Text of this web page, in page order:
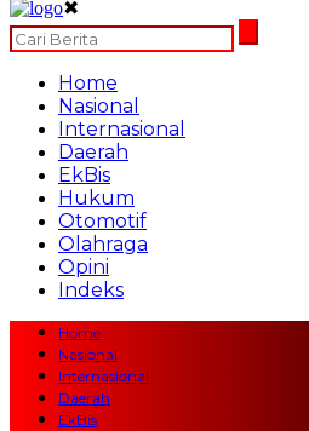
✖
Home
Nasional
Internasional
Daerah
EkBis
Hukum
Otomotif
Olahraga
Opini
Indeks
Home
Nasional
Internasional
Daerah
EkBis